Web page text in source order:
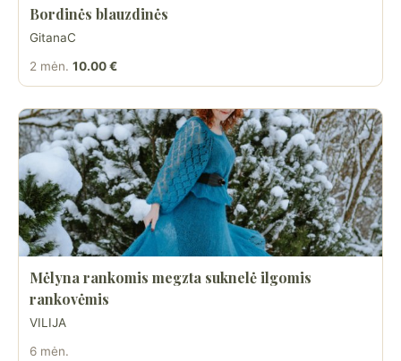
Bordinės blauzdinės
GitanaC
2 mėn. 10.00 €
Mėlyna rankomis megzta suknelė ilgomis
rankovėmis
VILIJA
6 mėn.